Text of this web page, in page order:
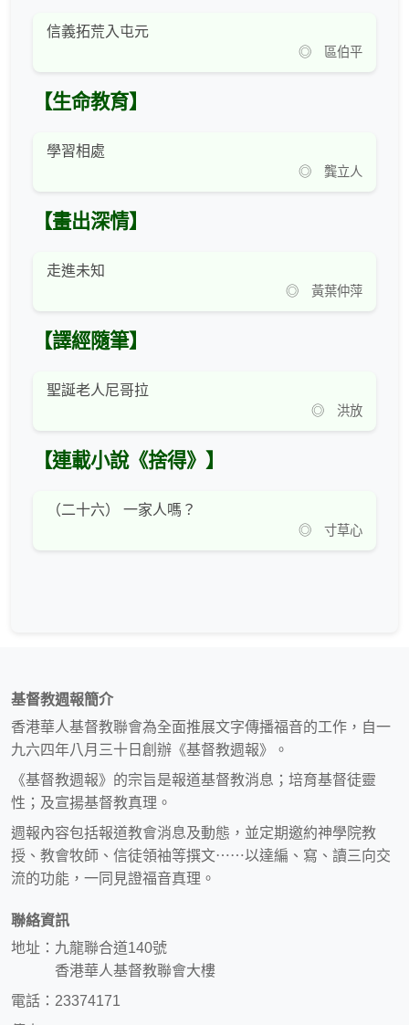
信義拓荒入屯元
◎ 區伯平
【生命教育】
學習相處
◎ 龔立人
【畫出深情】
走進未知
◎ 黃葉仲萍
【譯經隨筆】
聖誕老人尼哥拉
◎ 洪放
【連載小說《捨得》】
（二十六） 一家人嗎？
◎ 寸草心
基督教週報簡介
香港華人基督教聯會為全面推展文字傳播福音的工作，自一
九六四年八月三十日創辦《基督教週報》。
《基督教週報》的宗旨是報道基督教消息；培育基督徒靈
性；及宣揚基督教真理。
週報內容包括報道教會消息及動態，並定期邀約神學院教
授、教會牧師、信徒領袖等撰文⋯⋯以達編、寫、讀三向交
流的功能，一同見證福音真理。
聯絡資訊
地址：九龍聯合道140號
香港華人基督教聯會大樓
電話：23374171